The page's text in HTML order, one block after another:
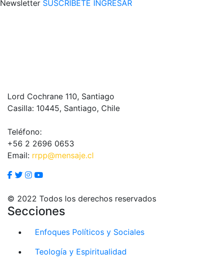
Newsletter SUSCRÍBETE INGRESAR
Lord Cochrane 110, Santiago
Casilla: 10445, Santiago, Chile
Teléfono:
+56 2 2696 0653
Email: rrpp@mensaje.cl
© 2022 Todos los derechos reservados
Secciones
Enfoques Políticos y Sociales
Teología y Espiritualidad